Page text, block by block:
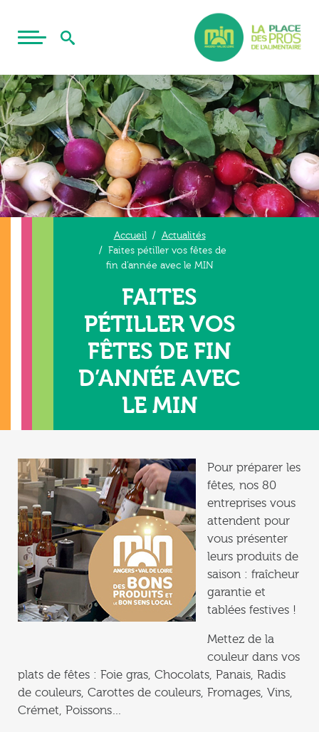
Accueil
Actualités
Faites pétiller vos fêtes de
fin d’année avec le MIN
FAITES
PÉTILLER VOS
FÊTES DE FIN
D’ANNÉE AVEC
LE MIN
Pour préparer les
fêtes, nos 80
entreprises vous
attendent pour
vous présenter
leurs produits de
saison : fraîcheur
garantie et
tablées festives !
Mettez de la
couleur dans vos
plats de fêtes : Foie gras, Chocolats, Panais, Radis
de couleurs, Carottes de couleurs, Fromages, Vins,
Crémet, Poissons…